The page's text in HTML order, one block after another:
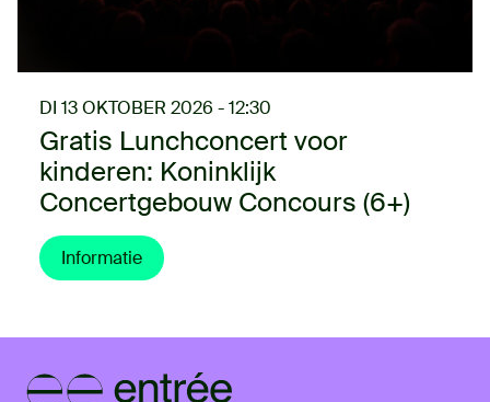
DI 13 OKTOBER 2026 - 12:30
Gratis Lunchconcert voor
kinderen: Koninklijk
Concertgebouw Concours (6+)
Informatie